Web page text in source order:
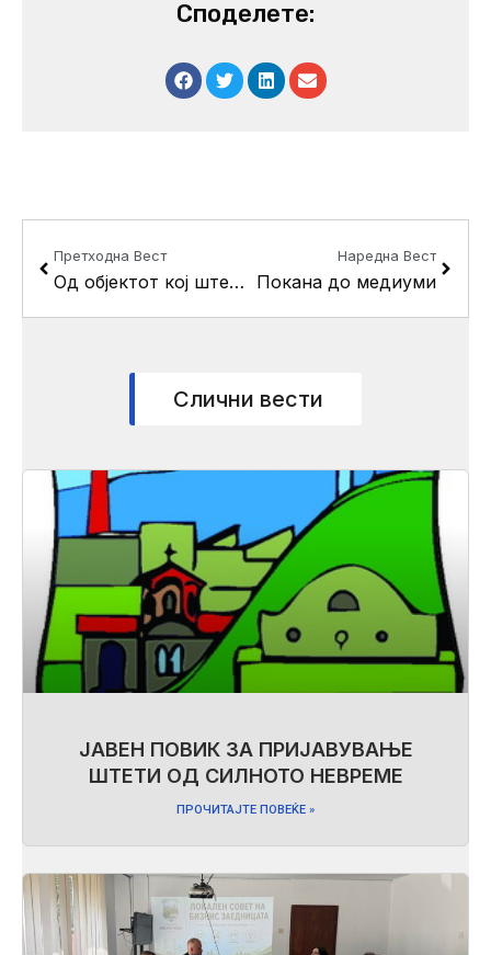
Споделете:
Претходна Вест
Од објектот кој штеди енергија на повеќе нивоа, испратена порака за спас на планетата Земја!
Наредна Вест
Покана до медиуми
Слични вести
ЈАВЕН ПОВИК ЗА ПРИЈАВУВАЊЕ
ШТЕТИ ОД СИЛНОТО НЕВРЕМЕ
ПРОЧИТАЈТЕ ПОВЕЌЕ »